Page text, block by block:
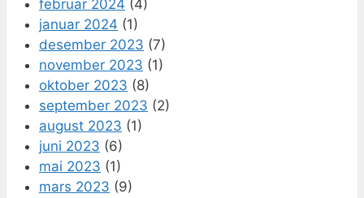
februar 2024 (4)
januar 2024 (1)
desember 2023 (7)
november 2023 (1)
oktober 2023 (8)
september 2023 (2)
august 2023 (1)
juni 2023 (6)
mai 2023 (1)
mars 2023 (9)